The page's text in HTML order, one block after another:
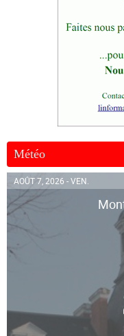
Météo
AOÛT 7, 2026 - VEN.